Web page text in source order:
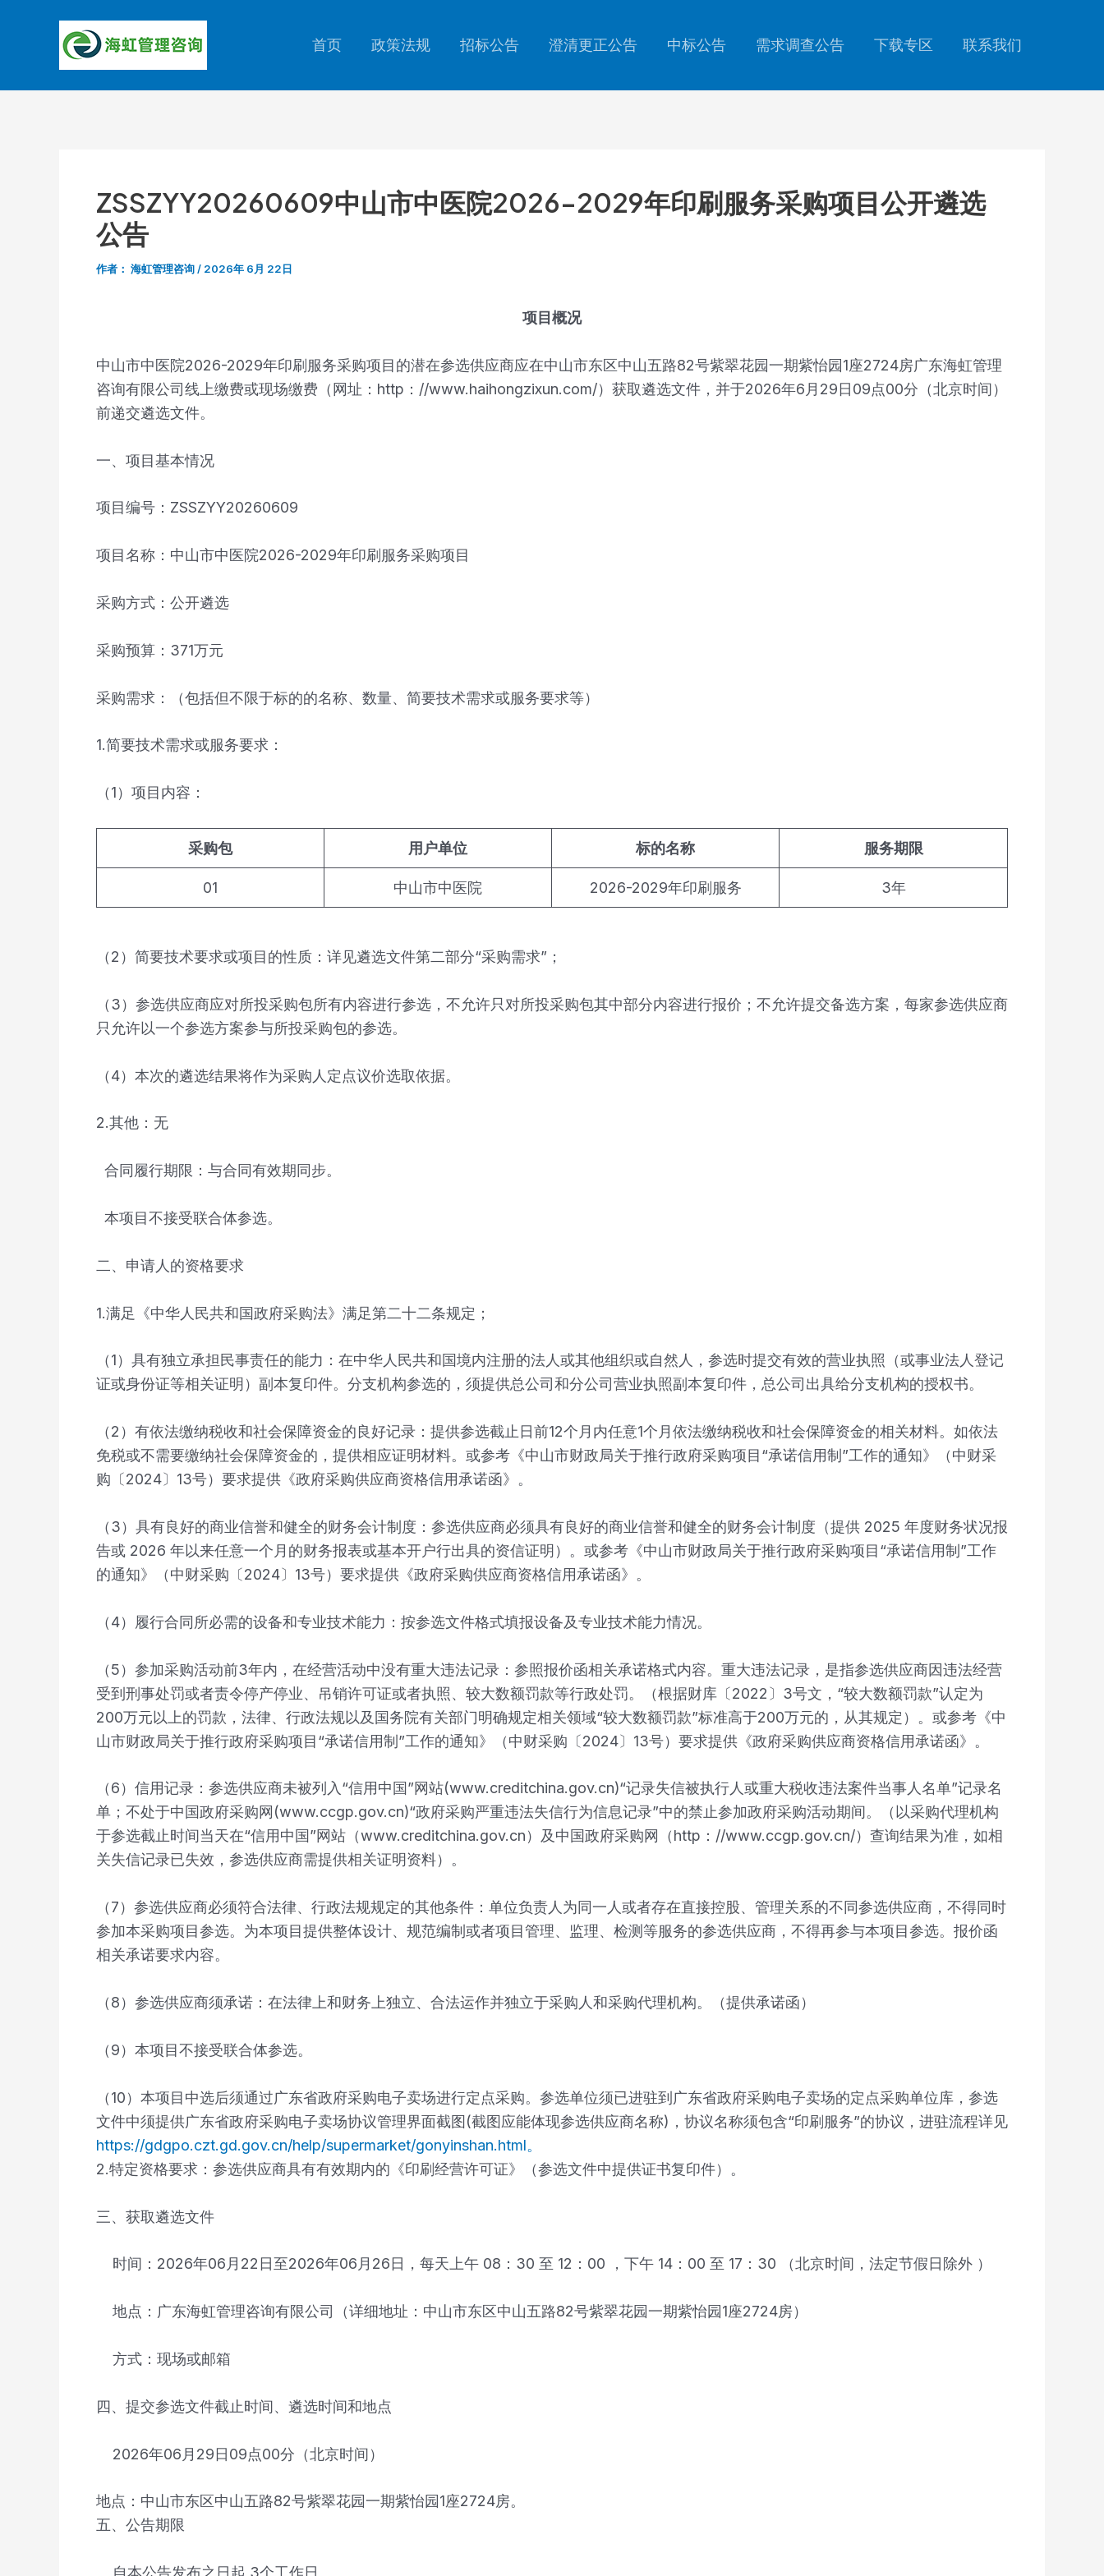
首页 政策法规 招标公告 澄清更正公告 中标公告 需求调查公告 下载专区 联系我们
ZSSZYY20260609中山市中医院2026-2029年印刷服务采购项目公开遴选
公告
作者： 海虹管理咨询/ 2026年 6月 22日
项目概况
中山市中医院2026-2029年印刷服务采购项目的潜在参选供应商应在中山市东区中山五路82号紫翠花园一期紫怡园1座2724房广东海虹管理
咨询有限公司线上缴费或现场缴费（网址：http：//www.haihongzixun.com/）获取遴选文件，并于2026年6月29日09点00分（北京时间）
前递交遴选文件。
一、项目基本情况
项目编号：ZSSZYY20260609
项目名称：中山市中医院2026-2029年印刷服务采购项目
采购方式：公开遴选
采购预算：371万元
采购需求：（包括但不限于标的的名称、数量、简要技术需求或服务要求等）
1.简要技术需求或服务要求：
（1）项目内容：
采购包 用户单位 标的名称 服务期限
01 中山市中医院 2026-2029年印刷服务 3年
（2）简要技术要求或项目的性质：详见遴选文件第二部分“采购需求”；
（3）参选供应商应对所投采购包所有内容进行参选，不允许只对所投采购包其中部分内容进行报价；不允许提交备选方案，每家参选供应商
只允许以一个参选方案参与所投采购包的参选。
（4）本次的遴选结果将作为采购人定点议价选取依据。
2.其他：无
合同履行期限：与合同有效期同步。
本项目不接受联合体参选。
二、申请人的资格要求
1.满足《中华人民共和国政府采购法》满足第二十二条规定；
（1）具有独立承担民事责任的能力：在中华人民共和国境内注册的法人或其他组织或自然人，参选时提交有效的营业执照（或事业法人登记
证或身份证等相关证明）副本复印件。分支机构参选的，须提供总公司和分公司营业执照副本复印件，总公司出具给分支机构的授权书。
（2）有依法缴纳税收和社会保障资金的良好记录：提供参选截止日前12个月内任意1个月依法缴纳税收和社会保障资金的相关材料。如依法
免税或不需要缴纳社会保障资金的，提供相应证明材料。或参考《中山市财政局关于推行政府采购项目“承诺信用制”工作的通知》（中财采
购〔2024〕13号）要求提供《政府采购供应商资格信用承诺函》。
（3）具有良好的商业信誉和健全的财务会计制度：参选供应商必须具有良好的商业信誉和健全的财务会计制度（提供 2025 年度财务状况报
告或 2026 年以来任意一个月的财务报表或基本开户行出具的资信证明）。或参考《中山市财政局关于推行政府采购项目“承诺信用制”工作
的通知》（中财采购〔2024〕13号）要求提供《政府采购供应商资格信用承诺函》。
（4）履行合同所必需的设备和专业技术能力：按参选文件格式填报设备及专业技术能力情况。
（5）参加采购活动前3年内，在经营活动中没有重大违法记录：参照报价函相关承诺格式内容。重大违法记录，是指参选供应商因违法经营
受到刑事处罚或者责令停产停业、吊销许可证或者执照、较大数额罚款等行政处罚。（根据财库〔2022〕3号文，“较大数额罚款”认定为
200万元以上的罚款，法律、行政法规以及国务院有关部门明确规定相关领域“较大数额罚款”标准高于200万元的，从其规定）。或参考《中
山市财政局关于推行政府采购项目“承诺信用制”工作的通知》（中财采购〔2024〕13号）要求提供《政府采购供应商资格信用承诺函》。
（6）信用记录：参选供应商未被列入“信用中国”网站(www.creditchina.gov.cn)“记录失信被执行人或重大税收违法案件当事人名单”记录名
单；不处于中国政府采购网(www.ccgp.gov.cn)“政府采购严重违法失信行为信息记录”中的禁止参加政府采购活动期间。（以采购代理机构
于参选截止时间当天在“信用中国”网站（www.creditchina.gov.cn）及中国政府采购网（http：//www.ccgp.gov.cn/）查询结果为准，如相
关失信记录已失效，参选供应商需提供相关证明资料）。
（7）参选供应商必须符合法律、行政法规规定的其他条件：单位负责人为同一人或者存在直接控股、管理关系的不同参选供应商，不得同时
参加本采购项目参选。为本项目提供整体设计、规范编制或者项目管理、监理、检测等服务的参选供应商，不得再参与本项目参选。报价函
相关承诺要求内容。
（8）参选供应商须承诺：在法律上和财务上独立、合法运作并独立于采购人和采购代理机构。（提供承诺函）
（9）本项目不接受联合体参选。
（10）本项目中选后须通过广东省政府采购电子卖场进行定点采购。参选单位须已进驻到广东省政府采购电子卖场的定点采购单位库，参选
文件中须提供广东省政府采购电子卖场协议管理界面截图(截图应能体现参选供应商名称)，协议名称须包含“印刷服务”的协议，进驻流程详见
https://gdgpo.czt.gd.gov.cn/help/supermarket/gonyinshan.html。
2.特定资格要求：参选供应商具有有效期内的《印刷经营许可证》（参选文件中提供证书复印件）。
三、获取遴选文件
时间：2026年06月22日至2026年06月26日，每天上午 08：30 至 12：00 ，下午 14：00 至 17：30 （北京时间，法定节假日除外 ）
地点：广东海虹管理咨询有限公司（详细地址：中山市东区中山五路82号紫翠花园一期紫怡园1座2724房）
方式：现场或邮箱
四、提交参选文件截止时间、遴选时间和地点
2026年06月29日09点00分（北京时间）
地点：中山市东区中山五路82号紫翠花园一期紫怡园1座2724房。
五、公告期限
自本公告发布之日起 3个工作日。